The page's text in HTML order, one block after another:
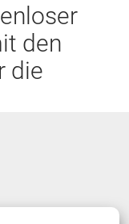
den
die